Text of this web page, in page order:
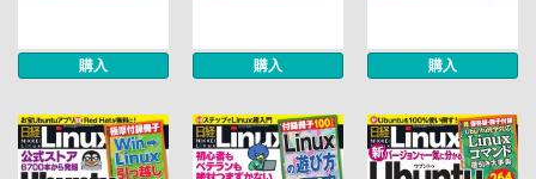
購入 購入 購入